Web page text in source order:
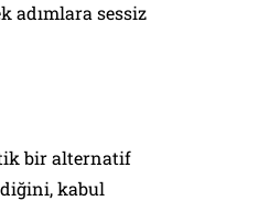
adımlara sessiz
bir alternatif
kabul